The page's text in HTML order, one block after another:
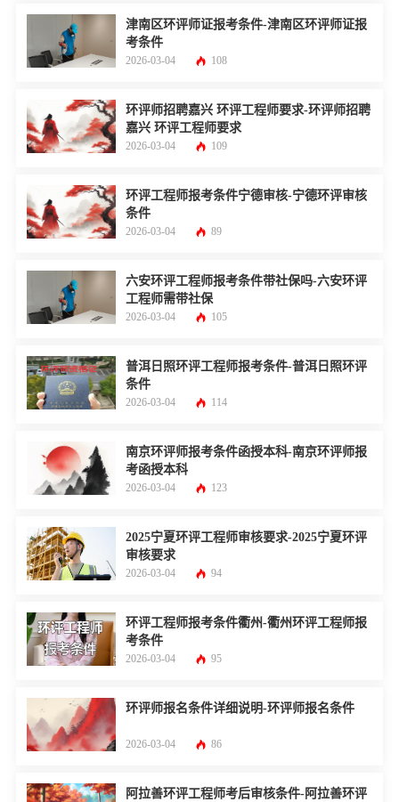
津南区环评师证报考条件-津南区环评师证报
考条件
2026-03-04 108
环评师招聘嘉兴 环评工程师要求-环评师招聘
嘉兴 环评工程师要求
2026-03-04 109
环评工程师报考条件宁德审核-宁德环评审核
条件
2026-03-04 89
六安环评工程师报考条件带社保吗-六安环评
工程师需带社保
2026-03-04 105
普洱日照环评工程师报考条件-普洱日照环评
条件
2026-03-04 114
南京环评师报考条件函授本科-南京环评师报
考函授本科
2026-03-04 123
2025宁夏环评工程师审核要求-2025宁夏环评
审核要求
2026-03-04 94
环评工程师报考条件衢州-衢州环评工程师报
考条件
2026-03-04 95
环评师报名条件详细说明-环评师报名条件
2026-03-04 86
阿拉善环评工程师考后审核条件-阿拉善环评